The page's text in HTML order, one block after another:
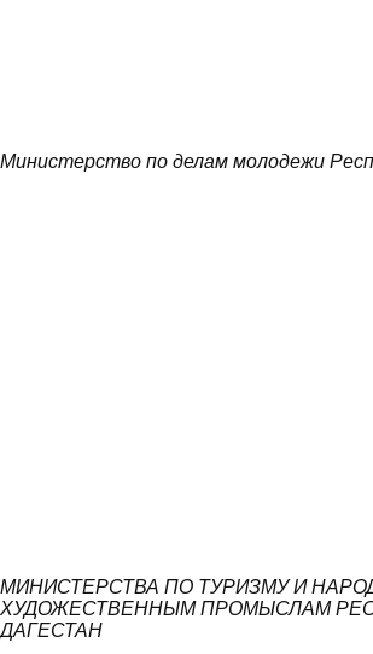
Министерство по делам молодежи
МИНИСТЕРСТВА ПО ТУРИЗМУ И
ХУДОЖЕСТВЕННЫМ ПРОМЫСЛАМ
ДАГЕСТАН